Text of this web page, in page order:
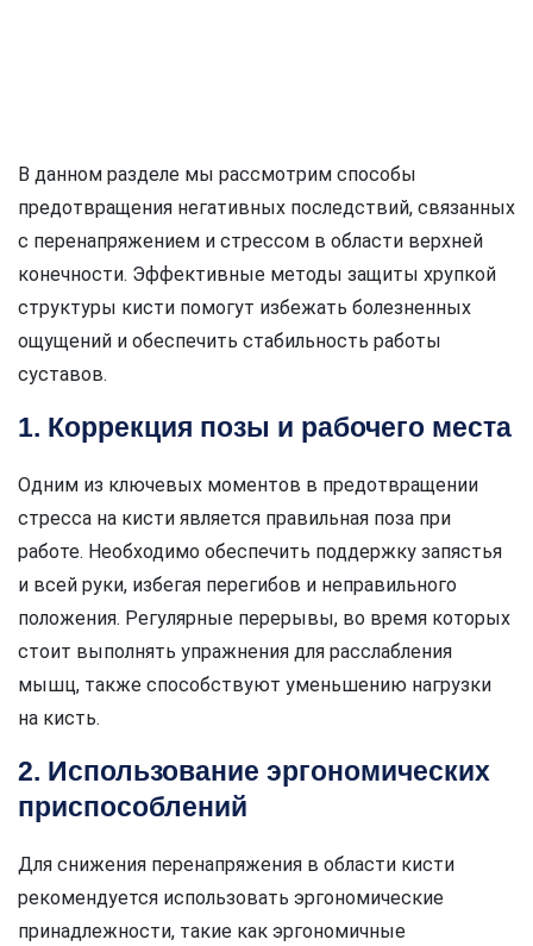
В данном разделе мы рассмотрим способы
предотвращения негативных последствий, связанных
с перенапряжением и стрессом в области верхней
конечности. Эффективные методы защиты хрупкой
структуры кисти помогут избежать болезненных
ощущений и обеспечить стабильность работы
суставов.
1. Коррекция позы и рабочего места
Одним из ключевых моментов в предотвращении
стресса на кисти является правильная поза при
работе. Необходимо обеспечить поддержку запястья
и всей руки, избегая перегибов и неправильного
положения. Регулярные перерывы, во время которых
стоит выполнять упражнения для расслабления
мышц, также способствуют уменьшению нагрузки
на кисть.
2. Использование эргономических
приспособлений
Для снижения перенапряжения в области кисти
рекомендуется использовать эргономические
принадлежности, такие как эргономичные